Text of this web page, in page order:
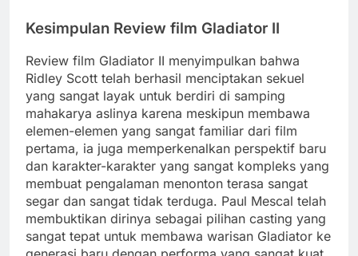
Kesimpulan Review film Gladiator II
Review film Gladiator II menyimpulkan bahwa
Ridley Scott telah berhasil menciptakan sekuel
yang sangat layak untuk berdiri di samping
mahakarya aslinya karena meskipun membawa
elemen-elemen yang sangat familiar dari film
pertama, ia juga memperkenalkan perspektif baru
dan karakter-karakter yang sangat kompleks yang
membuat pengalaman menonton terasa sangat
segar dan sangat tidak terduga. Paul Mescal telah
membuktikan dirinya sebagai pilihan casting yang
sangat tepat untuk membawa warisan Gladiator ke